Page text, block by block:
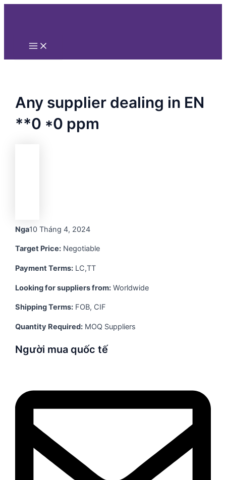
Nhảy
Main
Any supplier dealing in EN
**0 *0 ppm
Nga10 Tháng 4, 2024
Target Price: Negotiable
Payment Terms: LC,TT
Looking for suppliers from: Worldwide
Shipping Terms: FOB, CIF
Quantity Required: MOQ Suppliers
Người mua quốc tế